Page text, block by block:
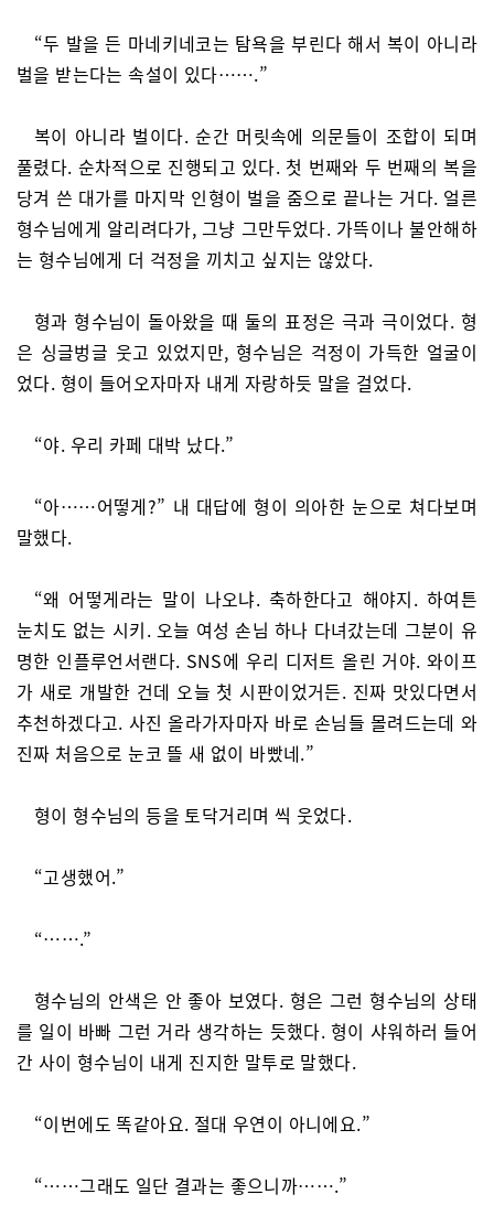
“두 발을 든 마네키네코는 탐욕을 부린다 해서 복이 아니라
벌을 받는다는 속설이 있다…….”
복이 아니라 벌이다. 순간 머릿속에 의문들이 조합이 되며
풀렸다. 순차적으로 진행되고 있다. 첫 번째와 두 번째의 복을
당겨 쓴 대가를 마지막 인형이 벌을 줌으로 끝나는 거다. 얼른
형수님에게 알리려다가, 그냥 그만두었다. 가뜩이나 불안해하
는 형수님에게 더 걱정을 끼치고 싶지는 않았다.
형과 형수님이 돌아왔을 때 둘의 표정은 극과 극이었다. 형
은 싱글벙글 웃고 있었지만, 형수님은 걱정이 가득한 얼굴이
었다. 형이 들어오자마자 내게 자랑하듯 말을 걸었다.
“야. 우리 카페 대박 났다.”
“아……어떻게?” 내 대답에 형이 의아한 눈으로 쳐다보며
말했다.
“왜 어떻게라는 말이 나오냐. 축하한다고 해야지. 하여튼
눈치도 없는 시키. 오늘 여성 손님 하나 다녀갔는데 그분이 유
명한 인플루언서랜다. SNS에 우리 디저트 올린 거야. 와이프
가 새로 개발한 건데 오늘 첫 시판이었거든. 진짜 맛있다면서
추천하겠다고. 사진 올라가자마자 바로 손님들 몰려드는데 와
진짜 처음으로 눈코 뜰 새 없이 바빴네.”
형이 형수님의 등을 토닥거리며 씩 웃었다.
“고생했어.”
“…….”
형수님의 안색은 안 좋아 보였다. 형은 그런 형수님의 상태
를 일이 바빠 그런 거라 생각하는 듯했다. 형이 샤워하러 들어
간 사이 형수님이 내게 진지한 말투로 말했다.
“이번에도 똑같아요. 절대 우연이 아니에요.”
“……그래도 일단 결과는 좋으니까…….”